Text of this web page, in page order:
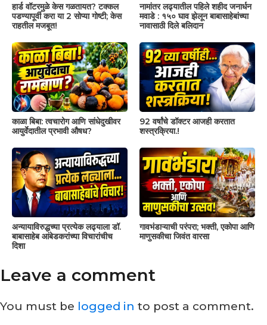
हार्ड वॉटरमुळे केस गळतायत? टक्कल
पडण्यापूर्वी करा या 2 सोप्या गोष्टी; केस
राहतील मजबूत!
नामांतर लढ्यातील पहिले शहीद जनार्धन
मवाडे : १५० घाव झेलून बाबासाहेबांच्या
नावासाठी दिले बलिदान
काळा बिबा: त्वचारोग आणि सांधेदुखीवर
आयुर्वेदातील प्रभावी औषध?
92 वर्षांचे डॉक्टर आजही करतात
शस्त्रक्रिया.!
अन्यायाविरुद्धच्या प्रत्येक लढ्याला डॉ.
बाबासाहेब आंबेडकरांच्या विचारांचीच
दिशा
गावभंडाऱ्याची परंपरा; भक्ती, एकोपा आणि
माणुसकीचा जिवंत वारसा
Leave a comment
You must be logged in to post a comment.